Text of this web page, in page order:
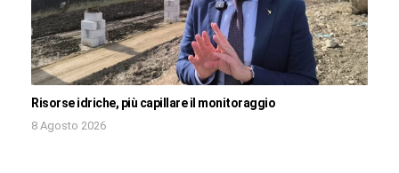
Risorse idriche, più capillare il monitoraggio
8 Agosto 2026